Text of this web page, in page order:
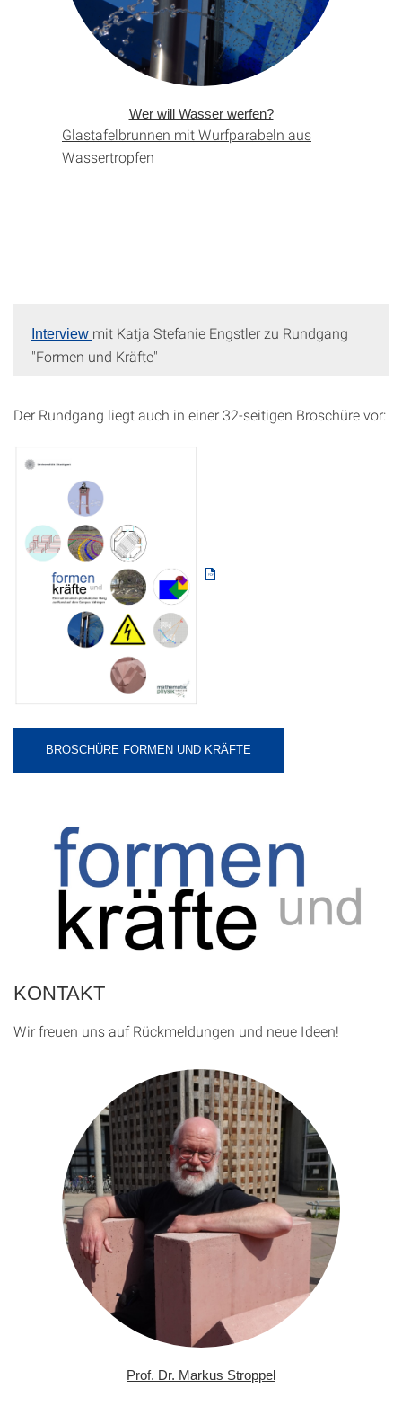
Wer will Wasser werfen?
Glastafelbrunnen mit Wurf­parabeln aus
Wassertropfen
Interview mit Katja Stefanie Engstler zu Rundgang
"Formen und Kräfte"
Der Rundgang liegt auch in einer 32-seitigen Broschüre vor:
BROSCHÜRE FORMEN UND KRÄFTE
KONTAKT
Wir freuen uns auf Rückmeldungen und neue Ideen!
Prof. Dr. Markus Stroppel